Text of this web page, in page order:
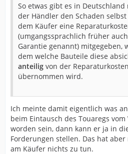
So etwas gibt es in
der Händler den Schaden
dem Käufer eine
(umgangssprachlich früher
Garantie genannt) mitgegeben,
dem welche Bauteile diese
anteilig von der
übernommen wird.
Ich meinte damit eigentlich was
beim Eintausch des Touaregs
worden sein, dann kann er ja in
Forderungen stellen. Das hat
am Käufer nichts zu tun.